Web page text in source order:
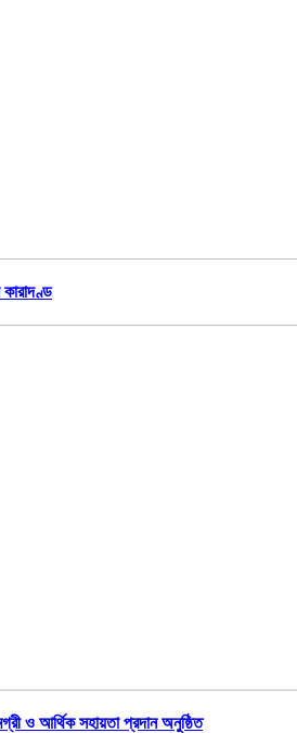
কারাদণ্ড
ও আর্থিক সহায়তা প্রদান অনুষ্ঠিত